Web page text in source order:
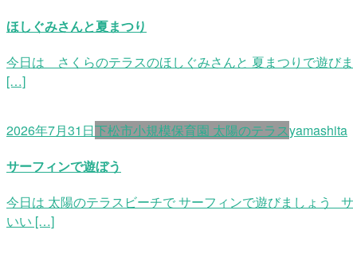
ほしぐみさんと夏まつり
今日は さくらのテラスのほしぐみさんと 夏まつりで遊
[…]
2026年7月31日下松市小規模保育園 太陽のテラスyamashita
サーフィンで遊ぼう
今日は 太陽のテラスビーチで サーフィンで遊びましょ
いい […]